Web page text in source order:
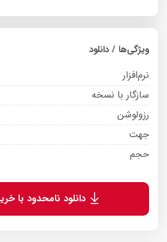
ویژگی‌ها / دانلود
نرم‌افزار
سازگار با نسخه
رزولوشن
جهت
حجم
دانلود نامحدود با